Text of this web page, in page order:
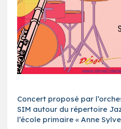
Concert proposé par
SIM autour du répertoire
l’école primaire « Anne